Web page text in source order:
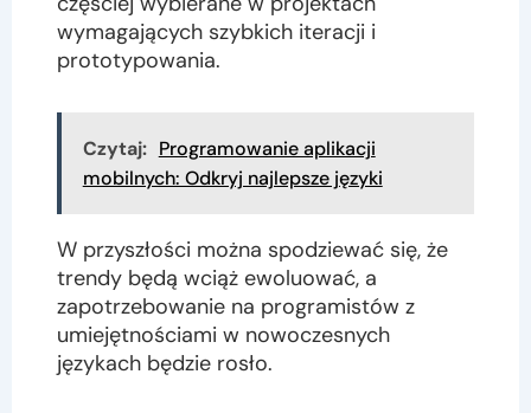
wymagających szybkich iteracji i
prototypowania.
Czytaj: Programowanie aplikacji
mobilnych: Odkryj najlepsze języki
W przyszłości można spodziewać się, że
trendy będą wciąż ewoluować, a
zapotrzebowanie na programistów z
umiejętnościami w nowoczesnych
językach będzie rosło.